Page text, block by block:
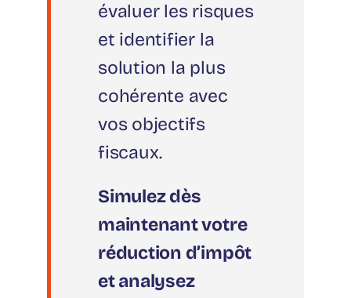
évaluer les risques
et identifier la
solution la plus
cohérente avec
vos objectifs
fiscaux.
Simulez dès
maintenant votre
réduction d’impôt
et analysez